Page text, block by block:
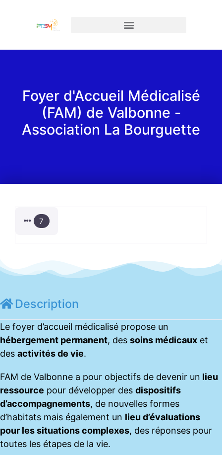
Foyer d'Accueil Médicalisé
(FAM) de Valbonne -
Association La Bourguette
7
Description
Le foyer d’accueil médicalisé propose un
hébergement permanent, des soins médicaux et
des activités de vie.
FAM de Valbonne a pour objectifs de devenir un lieu
ressource pour développer des dispositifs
d’accompagnements, de nouvelles formes
d’habitats mais également un lieu d’évaluations
pour les situations complexes, des réponses pour
toutes les étapes de la vie.